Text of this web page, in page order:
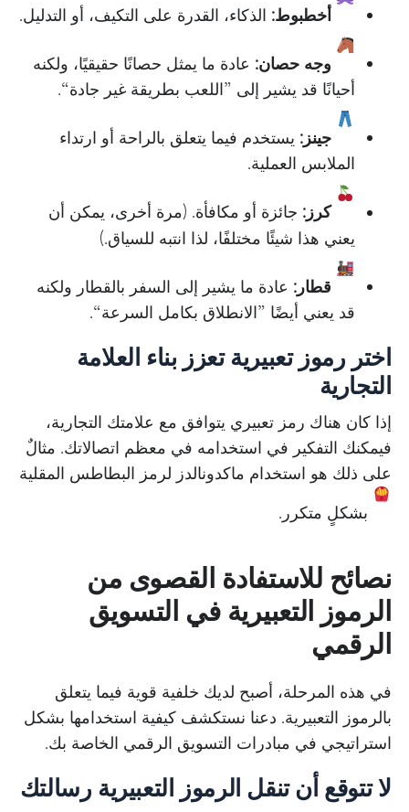
أخطبوط: الذكاء، القدرة على التكيف، أو التدليل.
وجه حصان: عادة ما يمثل حصانًا حقيقيًا، ولكنه
أحيانًا قد يشير إلى ”اللعب بطريقة غير جادة“.
جينز: يستخدم فيما يتعلق بالراحة أو ارتداء
الملابس العملية.
كرز: جائزة أو مكافأة. (مرة أخرى، يمكن أن
يعني هذا شيئًا مختلفًا، لذا انتبه للسياق.)
قطار: عادة ما يشير إلى السفر بالقطار ولكنه
قد يعني أيضًا ”الانطلاق بكامل السرعة“.
اختر رموز تعبيرية تعزز بناء العلامة
التجارية
إذا كان هناك رمز تعبيري يتوافق مع علامتك التجارية،
فيمكنك التفكير في استخدامه في معظم اتصالاتك. مثالٌ
على ذلك هو استخدام ماكدونالدز لرمز البطاطس المقلية
بشكلٍ متكرر.
نصائح للاستفادة القصوى من
الرموز التعبيرية في التسويق
الرقمي
في هذه المرحلة، أصبح لديك خلفية قوية فيما يتعلق
بالرموز التعبيرية. دعنا نستكشف كيفية استخدامها بشكل
استراتيجي في مبادرات التسويق الرقمي الخاصة بك.
لا تتوقع أن تنقل الرموز التعبيرية رسالتك